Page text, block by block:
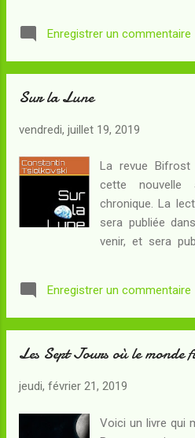
et leurs restes)
développe une
beaucoup ses
Terre servirait
campagne pour
tentative
rencontre le
bientôt une
son objectif.
l'expérience
découvrir une
Enregistrer un commentaire
Sur la Lune
vendredi, juillet 19, 2019
La revue
cette nouvelle
chronique. La
sera publiée
venir, et sera
éprouver une
fait
nouvelle dans
démontrer que
puisqu'une
Enregistrer un commentaire
Les Sept Jours où le monde
jeudi, février 21, 2019
Voici un livre qui